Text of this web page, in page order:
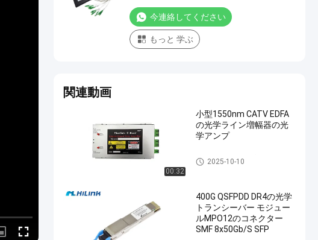
Picture- Fullscreen
今連絡してください
もっと 学ぶ
関連動画
00:32
小型1550nm CATV EDFA
の光学ライン増幅器の光
学アンプ
dwdm の マルチプレクサ の d
emux
2025-10-10
400G QSFPDD DR4の光学
トランシーバー モジュー
ルMPO12のコネクター
SMF 8x50Gb/S SFP